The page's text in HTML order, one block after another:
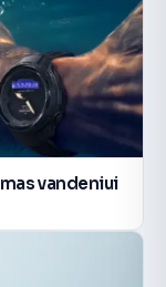
vandeniui